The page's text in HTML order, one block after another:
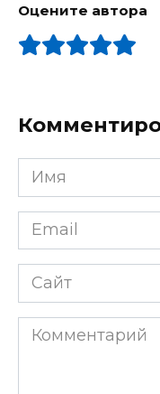
Оцените автора
Имя
Email
Сайт
Комментарий